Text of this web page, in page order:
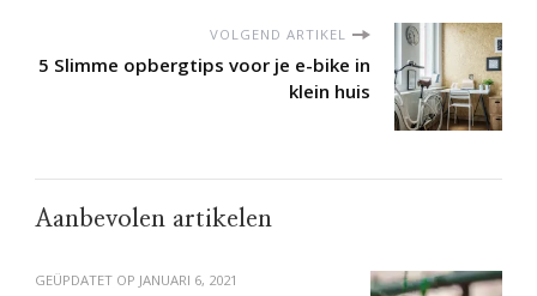
VOLGEND ARTIKEL
5 Slimme opbergtips voor je e-bike in
klein huis
Aanbevolen artikelen
GEÜPDATET OP JANUARI 6, 2021